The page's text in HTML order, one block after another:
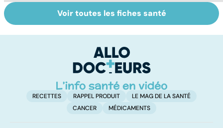
Narcolepsie : des
crises de
Bien dormir,
mais... sans
Voir toutes les fiches santé
RECETTES RAPPEL PRODUIT
LE MAG DE LA SANTÉ
CANCER
MÉDICAMENTS